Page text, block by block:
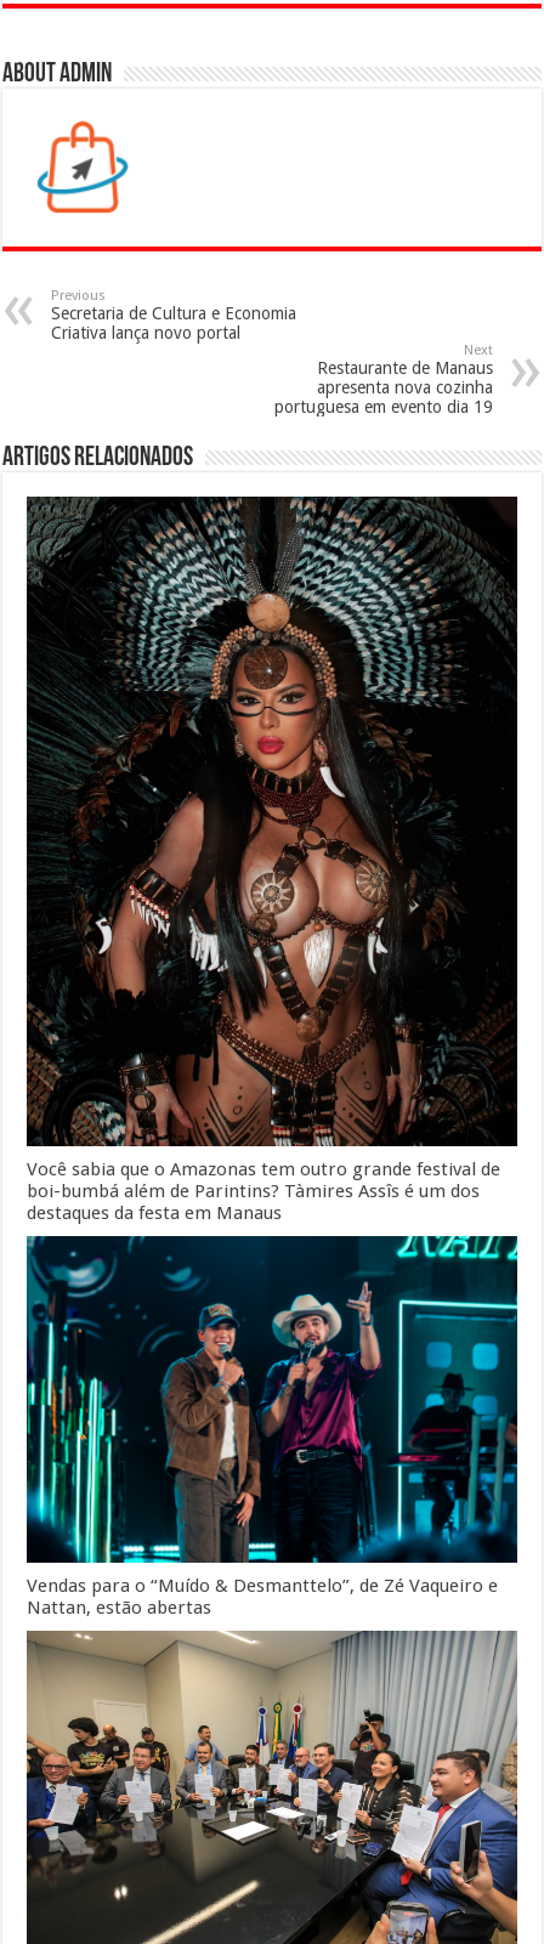
About admin
Previous
Secretaria de Cultura e Economia
Criativa lança novo portal
Next
Restaurante de Manaus
apresenta nova cozinha
portuguesa em evento dia 19
Artigos Relacionados
Você sabia que o Amazonas tem outro grande festival de
boi-bumbá além de Parintins? Tàmires Assîs é um dos
destaques da festa em Manaus
Vendas para o “Muído & Desmanttelo”, de Zé Vaqueiro e
Nattan, estão abertas